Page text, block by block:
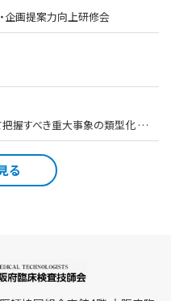
企画提案力向上研修会
把握すべき重大事象の類型化 …
る